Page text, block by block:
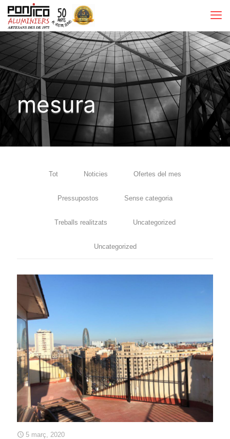
mesura
Tot Noticies Ofertes del mes
Pressupostos Sense categoria
Treballs realitzats Uncategorized
Uncategorized
5 març, 2020